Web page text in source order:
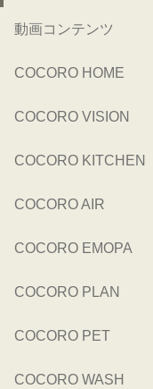
動画コンテンツ
COCORO HOME
COCORO VISION
COCORO KITCHEN
COCORO AIR
COCORO EMOPA
COCORO PLAN
COCORO PET
COCORO WASH